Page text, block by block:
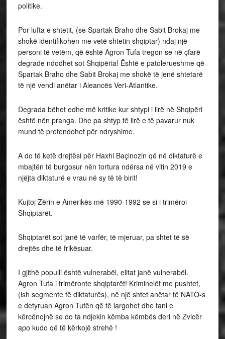
politike.
Por lufta e shtetit, (se Spartak Braho dhe Sabit Brokaj me
shokë identifikohen me vetë shtetin shqiptar) ndaj një
personi të vetëm, që është Agron Tufa tregon se në çfarë
degrade ndodhet sot Shqipëria! Është e patolerueshme që
Spartak Braho dhe Sabit Brokaj me shokë të jenë shtetarë
të një vendi anëtar i Aleancës Veri-Atlantike.
Degrada bëhet edhe më kritike kur shtypi i lirë në Shqipëri
është nën pranga. Dhe pa shtyp të lirë e të pavarur nuk
mund të pretendohet për ndryshime.
A do të ketë drejtësi për Haxhi Baçinozin që në diktaturë e
mbajtën të burgosur nën tortura ndërsa në vitin 2019 e
njëjta diktaturë e vrau në sy të të birit!
Kujtoj Zërin e Amerikës më 1990-1992 se si i trimëroi
Shqiptarët.
Shqiptarët sot janë të varfër, të mjeruar, pa shtet të së
drejtës dhe të frikësuar.
I gjithë populli është vulnerabël, elitat janë vulnerabël.
Agron Tufa i trimëronte shqiptarët! Kriminelët me pushtet,
(ish segmente të diktaturës), në një shtet anëtar të NATO-s
e detyruan Agron Tufën që të largohet dhe tani e
kërcënojnë se do ta ndjekin këmba këmbës deri në Zvicër
apo kudo që të kërkojë strehë !